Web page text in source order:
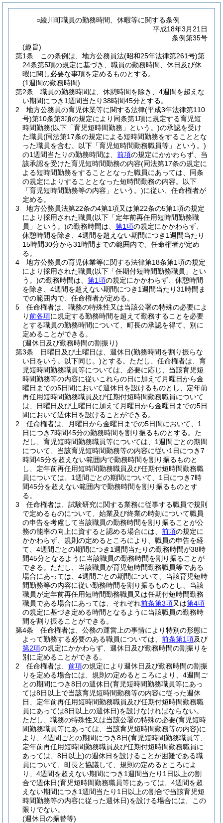
○綾川町職員の勤務時間、休暇等に関する条例
平成18年3月21日
条例第35号
(趣旨)
第1条
この条例は、地方公務員法(昭和25年法律第261号)第
24条第5項の規定に基づき、職員の勤務時間、休日及び休
暇に関し必要な事項を定めるものとする。
(1週間の勤務時間)
第2条
職員の勤務時間は、休憩時間を除き、4週間を超えな
い期間につき1週間当たり38時間45分とする。
2
地方公務員の育児休業等に関する法律(平成3年法律第110
号)第10条第3項の規定により同条第1項に規定する育児短
時間勤務(以下「育児短時間勤務」という。)の承認を受け
た職員(同法第17条の規定による短時間勤務をすることとな
った職員を含む。以下「育児短時間勤務職員等」という。)
の1週間当たりの勤務時間は、 前項の規定にかかわらず、当
該承認を受けた育児短時間勤務の内容(同法第17条の規定に
よる短時間勤務をすることとなった職員にあっては、同条
の規定によりすることとなった短時間勤務の内容。以下
「育児短時間勤務等の内容」という。)に従い、任命権者が
定める。
3
地方公務員法第22条の4第1項又は第22条の5第1項の規定
により採用された職員(以下「定年前再任用短時間勤務職
員」という。)の勤務時間は、 第1項の規定にかかわらず、
休憩時間を除き、4週間を超えない期間につき1週間当たり
15時間30分から31時間までの範囲内で、任命権者が定め
る。
4
地方公務員の育児休業等に関する法律第18条第1項の規定
により採用された職員(以下「任期付短時間勤務職員」とい
う。)の勤務時間は、 第1項の規定にかかわらず、休憩時間
を除き、4週間を超えない期間につき1週間当たり31時間ま
での範囲内で、任命権者が定める。
5
任命権者は、職務の特殊性又は当該公署の特殊の必要によ
り前各項に規定する勤務時間を超えて勤務することを必要
とする職員の勤務時間について、町長の承認を得て、別に
定めることができる。
(週休日及び勤務時間の割振り)
第3条
日曜日及び土曜日は、週休日(勤務時間を割り振らな
い日をいう。以下同じ。)とする。 ただし、任命権者は、育
児短時間勤務職員等については、必要に応じ、当該育児短
時間勤務等の内容に従いこれらの日に加えて月曜日から金
曜日までの5日間において週休日を設けるものとし、定年前
再任用短時間勤務職員及び任期付短時間勤務職員について
は、日曜日及び土曜日に加えて月曜日から金曜日までの5日
間において週休日を設けることができる。
2
任命権者は、月曜日から金曜日までの5日間において、1
日につき7時間45分の勤務時間を割り振るものとする。 た
だし、育児短時間勤務職員等については、1週間ごとの期間
について、当該育児短時間勤務等の内容に従い1日につき7
時間45分を超えない範囲内で勤務時間を割り振るものと
し、定年前再任用短時間勤務職員及び任期付短時間勤務職
員については、1週間ごとの期間について、1日につき7時
間45分を超えない範囲内で勤務時間を割り振るものとす
る。
3
任命権者は、試験研究に関する業務に従事する職員で規則
で定めるものについて、始業及び終業の時刻について職員
の申告を考慮して当該職員の勤務時間を割り振ることが公
務の能率の向上に資すると認める場合には、 前項の規定に
かかわらず、規則の定めるところにより、職員の申告を経
て、4週間ごとの期間につき1週間当たりの勤務時間が38時
間45分となるように当該職員の勤務時間を割り振ることが
できる。 ただし、当該職員が育児短時間勤務職員等である
場合にあっては、4週間ごとの期間について、当該育児短時
間勤務等の内容に従い勤務時間を割り振るものとし、当該
職員が定年前再任用短時間勤務職員又は任期付短時間勤務
職員である場合にあっては、それぞれ前条第3項又は第4項
の規定に基づき定める時間となるように当該職員の勤務時
間を割り振ることができる。
第4条
任命権者は、公務の運営上の事情により特別の形態に
よって勤務する必要のある職員については、 前条第1項及び
第2項の規定にかかわらず、週休日及び勤務時間の割振りを
別に定めることができる。
2
任命権者は、 前項の規定により週休日及び勤務時間の割振
りを定める場合には、規則の定めるところにより、4週間ご
との期間につき8日の週休日(育児短時間勤務職員等にあっ
ては8日以上で当該育児短時間勤務等の内容に従った週休
日、定年前再任用短時間勤務職員及び任期付短時間勤務職
員にあっては8日以上の週休日)を設けなければならない。
ただし、職務の特殊性又は当該公署の特殊の必要(育児短時
間勤務職員等にあっては、当該育児短時間勤務等の内容)に
より、4週間ごとの期間につき8日(育児短時間勤務職員等、
定年前再任用短時間勤務職員及び任期付短時間勤務職員に
あっては、8日以上)の週休日を設けることが困難である職
員について、町長と協議して、規則の定めるところによ
り、4週間を超えない期間につき1週間当たり1日以上の割
合で週休日(育児短時間勤務職員等にあっては、4週間を超
えない期間につき1週間当たり1日以上の割合で当該育児短
時間勤務等の内容に従った週休日)を設ける場合には、この
限りでない。
(週休日の振替等)